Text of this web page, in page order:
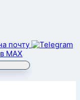
почту
MAX